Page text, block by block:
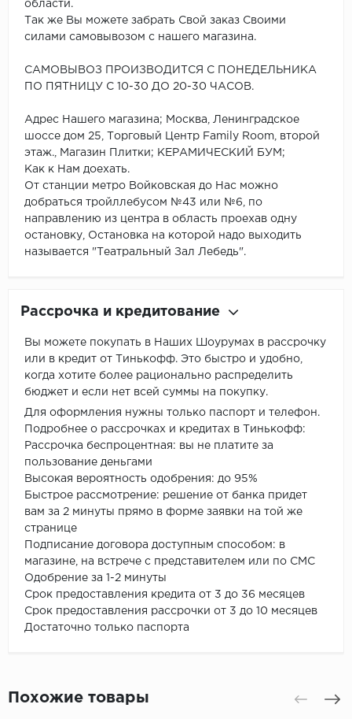
области.
Так же Вы можете забрать Свой заказ Своими
силами самовывозом с нашего магазина.
САМОВЫВОЗ ПРОИЗВОДИТСЯ С ПОНЕДЕЛЬНИКА
ПО ПЯТНИЦУ С 10-30 ДО 20-30 ЧАСОВ.
Адрес Нашего магазина; Москва, Ленинградское
шоссе дом 25, Торговый Центр Family Room, второй
этаж., Магазин Плитки; КЕРАМИЧЕСКИЙ БУМ;
Как к Нам доехать.
От станции метро Войковская до Нас можно
добраться тройллебусом №43 или №6, по
направлению из центра в область проехав одну
остановку, Остановка на которой надо выходить
называется "Театральный Зал Лебедь".
Рассрочка и кредитование
Вы можете покупать в Наших Шоурумах в рассрочку
или в кредит от Тинькофф. Это быстро и удобно,
когда хотите более рационально распределить
бюджет и если нет всей суммы на покупку.
Для оформления нужны только паспорт и телефон.
Подробнее о рассрочках и кредитах в Тинькофф:
Рассрочка беспроцентная: вы не платите за
пользование деньгами
Высокая вероятность одобрения: до 95%
Быстрое рассмотрение: решение от банка придет
вам за 2 минуты прямо в форме заявки на той же
странице
Подписание договора доступным способом: в
магазине, на встрече с представителем или по СМС
Одобрение за 1-2 минуты
Срок предоставления кредита от 3 до 36 месяцев
Срок предоставления рассрочки от 3 до 10 месяцев
Достаточно только паспорта
Похожие товары